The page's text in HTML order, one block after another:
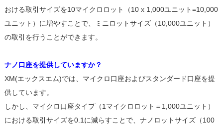
おける取引サイズを10マイクロロット（10 x 1,000ユニット=10,000
ユニット）に増やすことで、ミニロットサイズ（10,000ユニット）
の取引を行うことができます。
ナノ口座を提供していますか？
XM(エックスエム)では、マイクロ口座およびスタンダード口座を提
供しています。
しかし、マイクロ口座タイプ（1マイクロロット＝1,000ユニット）
における取引サイズを0.1に減らすことで、ナノロットサイズ（100